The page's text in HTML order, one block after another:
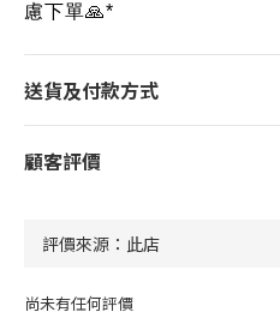
慮下單🙏*
送貨及付款方式
顧客評價
尚未有任何評價